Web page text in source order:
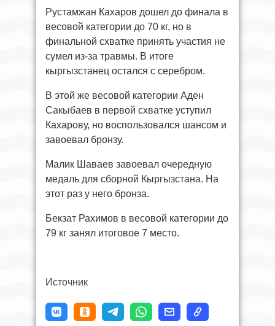
Рустамжан Кахаров дошел до финала в
весовой категории до 70 кг, но в
финальной схватке принять участия не
сумел из-за травмы. В итоге
кыргызстанец остался с серебром.
В этой же весовой категории Аден
Сакыбаев в первой схватке уступил
Кахарову, но воспользовался шансом и
завоевал бронзу.
Малик Шаваев завоевал очередную
медаль для сборной Кыргызстана. На
этот раз у него бронза.
Бекзат Рахимов в весовой категории до
79 кг занял итоговое 7 место.
Источник